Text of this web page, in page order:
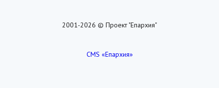
2001-2026 © Проект "Епархия"
CMS «Епархия»